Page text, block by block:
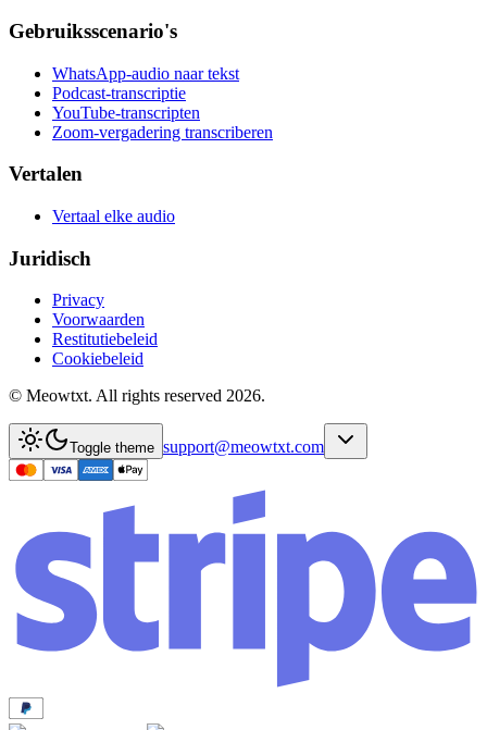
Gebruiksscenario's
WhatsApp-audio naar tekst
Podcast-transcriptie
YouTube-transcripten
Zoom-vergadering transcriberen
Vertalen
Vertaal elke audio
Juridisch
Privacy
Voorwaarden
Restitutiebeleid
Cookiebeleid
© Meowtxt. All rights reserved 2026.
Toggle theme support@meowtxt.com